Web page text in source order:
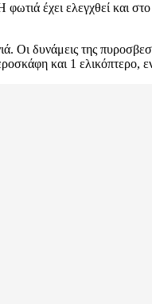
έχει ελεγχθεί και
δυνάμεις της
και 1